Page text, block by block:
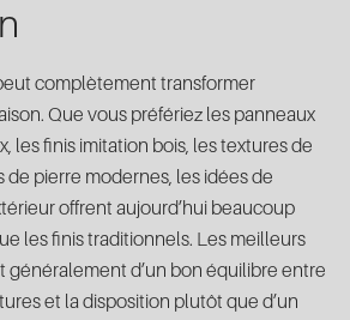
complètement transformer
Que vous préfériez les panneaux
les finis imitation bois, les textures de
de pierre modernes, les idées de
offrent aujourd’hui beaucoup
les finis traditionnels. Les meilleurs
généralement d’un bon équilibre entre
et la disposition plutôt que d’un